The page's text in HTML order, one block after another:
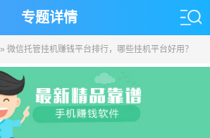
专题详情
» 微信托管挂机赚钱平台排行，哪些挂机平台好用？